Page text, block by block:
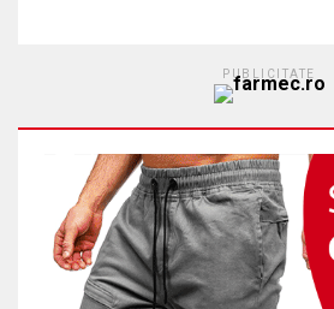
PUBLICITATE